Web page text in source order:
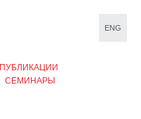
ENG
ПУБЛИКАЦИИ
СЕМИНАРЫ